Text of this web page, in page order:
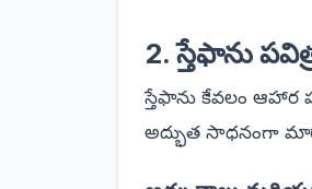
2. స్తేఫాను
స్తేఫాను కేవలం
అద్భుత సాధనంగా